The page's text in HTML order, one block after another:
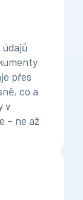
přes
co a
v
– ne až